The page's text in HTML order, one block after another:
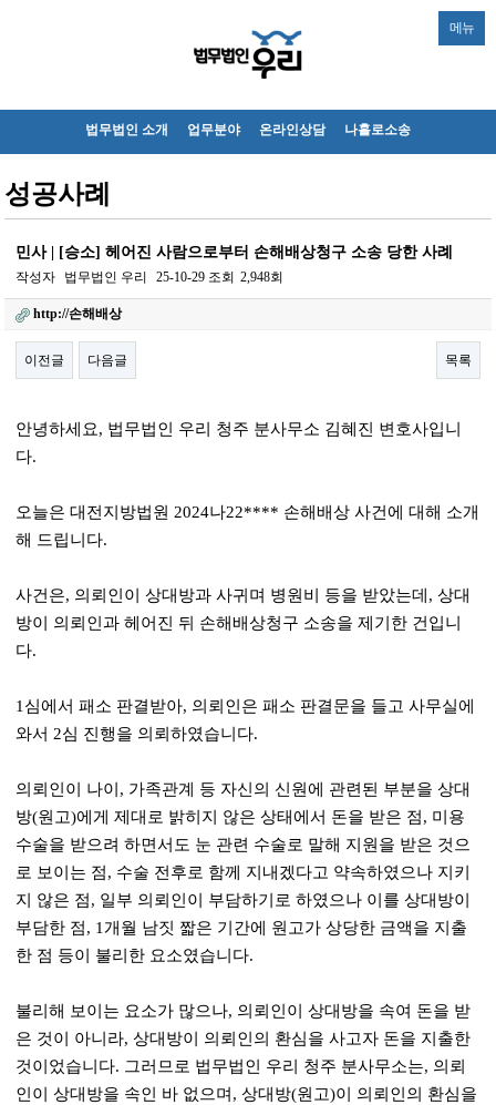
메뉴
법무법인 소개 업무분야 온라인상담 나홀로소송
성공사례
민사 | [승소] 헤어진 사람으로부터 손해배상청구 소송 당한 사례
작성자 법무법인 우리 25-10-29 조회 2,948회
http://손해배상
이전글 다음글 목록
안녕하세요, 법무법인 우리 청주 분사무소 김혜진 변호사입니
다.
오늘은 대전지방법원2024나22**** 손해배상 사건에 대해 소개
해 드립니다.
사건은, 의뢰인이 상대방과 사귀며 병원비 등을 받았는데 ,상대
방이 의뢰인과 헤어진 뒤 손해배상청구 소송을 제기한 건입니
다.
1심에서 패소 판결받아, 의뢰인은 패소 판결문을 들고 사무실에
와서2심 진행을 의뢰하였습니다.
의뢰인이 나이 , 가족관계 등 자신의 신원에 관련된 부분을 상대
방(원고)에게 제대로 밝히지 않은 상태에서 돈을 받은 점, 미용
수술을 받으려 하면서도 눈 관련 수술로 말해 지원을 받은 것으
로 보이는 점, 수술 전후로 함께 지내겠다고 약속하였으나 지키
지 않은 점, 일부 의뢰인이 부담하기로 하였으나 이를 상대방이
부담한 점, 1개월 남짓 짧은 기간에 원고가 상당한 금액을 지출
한 점 등이 불리한 요소였습니다.
불리해 보이는 요소가 많으나, 의뢰인이 상대방을 속여 돈을 받
은 것이 아니라,상대방이 의뢰인의 환심을 사고자 돈을 지출한
것이었습니다. 그러므로 법무법인 우리 청주 분사무소는, 의뢰
인이 상대방을 속인 바 없으며 ,상대방(원고)이 의뢰인의 환심을